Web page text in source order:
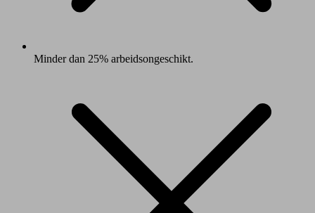
Minder dan 25% arbeidsongeschikt.